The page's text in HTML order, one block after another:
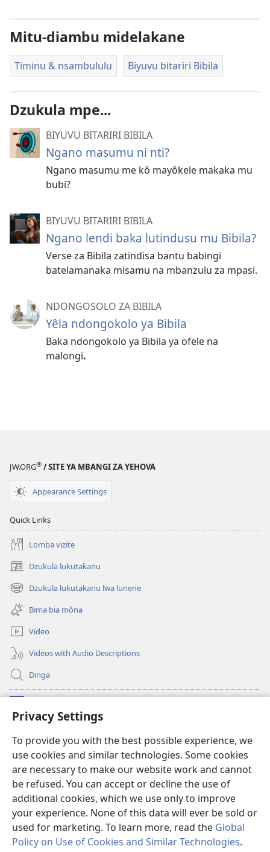
Privacy Settings
To provide you with the best possible experience, we
use cookies and similar technologies. Some cookies
are necessary to make our website work and cannot
be refused. You can accept or decline the use of
additional cookies, which we use only to improve
your experience. None of this data will ever be sold or
used for marketing. To learn more, read the Global
Policy on Use of Cookies and Similar Technologies.
Mitu-diambu midelakane
Timinu & nsambululu Biyuvu bitariri Bibila
Dzukula mpe...
BIYUVU BITARIRI BIBILA
Ngano masumu ni nti?
Ngano masumu me kô mayôkele makaka mu
bubi?
BIYUVU BITARIRI BIBILA
Ngano lendi baka lutindusu mu Bibila?
Verse za Bibila zatindisa bantu babingi
batelamanaka misamu na mbanzulu za mpasi.
NDONGOSOLO ZA BIBILA
Yêla ndongokolo ya Bibila
Baka ndongokolo ya Bibila ya ofele na
malongi.
JW.ORG® / SITE YA MBANGI ZA YEHOVA
Appearance Settings
Quick Links
Lomba vizite
Dzukula lukutakanu
(opens
new
window)
Dzukula lukutakanu lwa lunene
(opens
new
window)
Bima bia môna
Video
Videos with Audio Descriptions
Dinga
(opens
new
Watchtower BIBLIOTEKE YA MU INTERNET
(opens
new
window)JW Hub
(opens
new
window)
Copyright© 2026
Watch Tower Bible and Tract Society of Pennsylvania. French Source text